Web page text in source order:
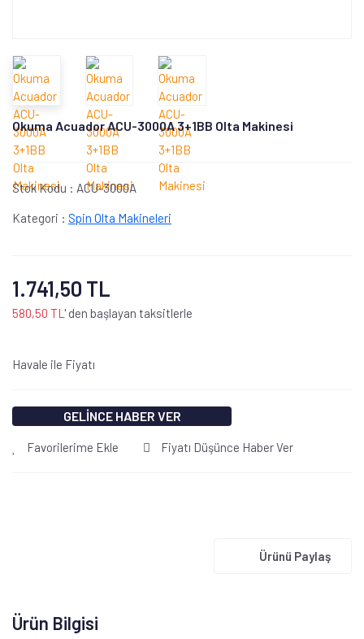
Okuma Acuador ACU-3000A 3+1BB Olta Makinesi
Stok Kodu : ACU-3000A
Kategori : Spin Olta Makineleri
1.741,50 TL
580,50 TL ' den başlayan taksitlerle
Havale ile Fiyatı
GELİNCE HABER VER
Favorilerime Ekle Fiyatı Düşünce Haber Ver
Ürünü Paylaş
Ürün Bilgisi